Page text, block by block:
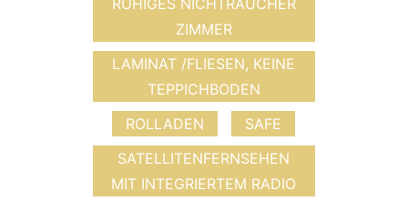
ZIMMER
LAMINAT /FLIESEN, KEINE
TEPPICHBODEN
ROLLADEN
SAFE
SATELLITENFERNSEHEN
MIT INTEGRIERTEM RADIO